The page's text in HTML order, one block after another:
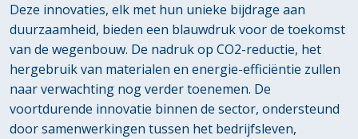
Deze innovaties, elk met hun unieke bijdrage aan
duurzaamheid, bieden een blauwdruk voor de toekomst
van de wegenbouw. De nadruk op CO2-reductie, het
hergebruik van materialen en energie-efficiëntie zullen
naar verwachting nog verder toenemen. De
voortdurende innovatie binnen de sector, ondersteund
door samenwerkingen tussen het bedrijfsleven,